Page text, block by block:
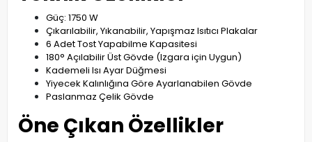
Güç: 1750 W
Çıkarılabilir, Yıkanabilir, Yapışmaz Isıtıcı Plakalar
6 Adet Tost Yapabilme Kapasitesi
180° Açılabilir Üst Gövde (Izgara için Uygun)
Kademeli Isı Ayar Düğmesi
Yiyecek Kalınlığına Göre Ayarlanabilen Gövde
Paslanmaz Çelik Gövde
Öne Çıkan Özellikler